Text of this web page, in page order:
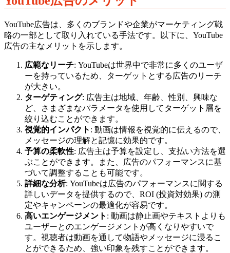
YouTube広告は、多くのブランドや企業がマーケティング戦
略の一部として取り入れている手法です。以下に、YouTube
広告の主なメリットを示します。
広範なリーチ: YouTubeは世界中で非常に多くのユーザ
ーを持っているため、ターゲットとする広告のリーチ
が大きい。
ターゲティング: 広告主は地域、年齢、性別、興味な
ど、さまざまなパラメータを使用してターゲット層を
絞り込むことができます。
視覚的インパクト : 動画は情報を視覚的に伝えるので、
メッセージの理解と記憶に効果的です。
予算の柔軟性: 広告主は予算を設定し、支払い方法を選
ぶことができます。また、広告のパフォーマンスに基
づいて調整することも可能です。
詳細な分析: YouTubeは広告のパフォーマンスに関する
詳しいデータを提供するので、ROI (投資対効果) の測
定やキャンペーンの最適化が容易です。
高いエンゲージメント : 動画は静止画やテキストよりも
ユーザーとのエンゲージメントが高くなりやすいで
す。視聴者は動画を通して物語やメッセージに浸るこ
とができるため、強い印象を残すことができます。